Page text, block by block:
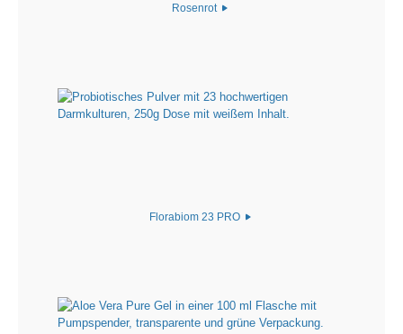
Rosenrot
Florabiom 23 PRO